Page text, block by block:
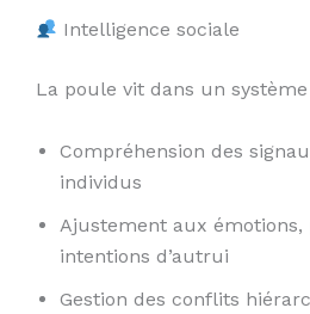
Intelligence sociale
La poule vit dans un
Compréhension des
individus
Ajustement aux émotions,
intentions d’autrui
Gestion des conflits